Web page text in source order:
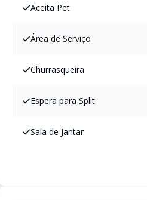
Aceita Pet
Área de Serviço
Churrasqueira
Espera para Split
Sala de Jantar